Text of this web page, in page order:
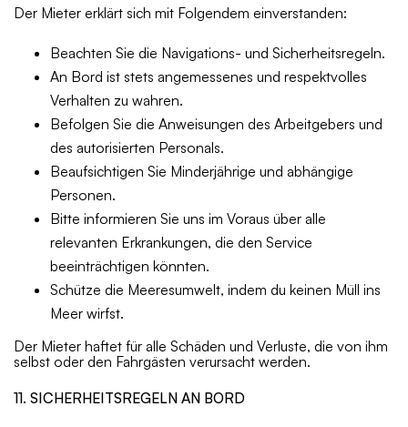
Der Mieter erklärt sich mit Folgendem einverstanden:
Beachten Sie die Navigations- und Sicherheitsregeln.
An Bord ist stets angemessenes und respektvolles
Verhalten zu wahren.
Befolgen Sie die Anweisungen des Arbeitgebers und
des autorisierten Personals.
Beaufsichtigen Sie Minderjährige und abhängige
Personen.
Bitte informieren Sie uns im Voraus über alle
relevanten Erkrankungen, die den Service
beeinträchtigen könnten.
Schütze die Meeresumwelt, indem du keinen Müll ins
Meer wirfst.
Der Mieter haftet für alle Schäden und Verluste, die von ihm
selbst oder den Fahrgästen verursacht werden.
11. SICHERHEITSREGELN AN BORD